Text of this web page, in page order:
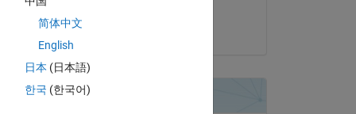
am 30 Mai 2024
简体中文
English
日本 (日本語)
한국 (한국어)